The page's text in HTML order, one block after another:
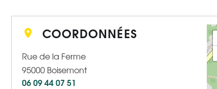
COORDONNÉES
Rue de la Ferme
95000 Boisemont
06 09 44 07 51